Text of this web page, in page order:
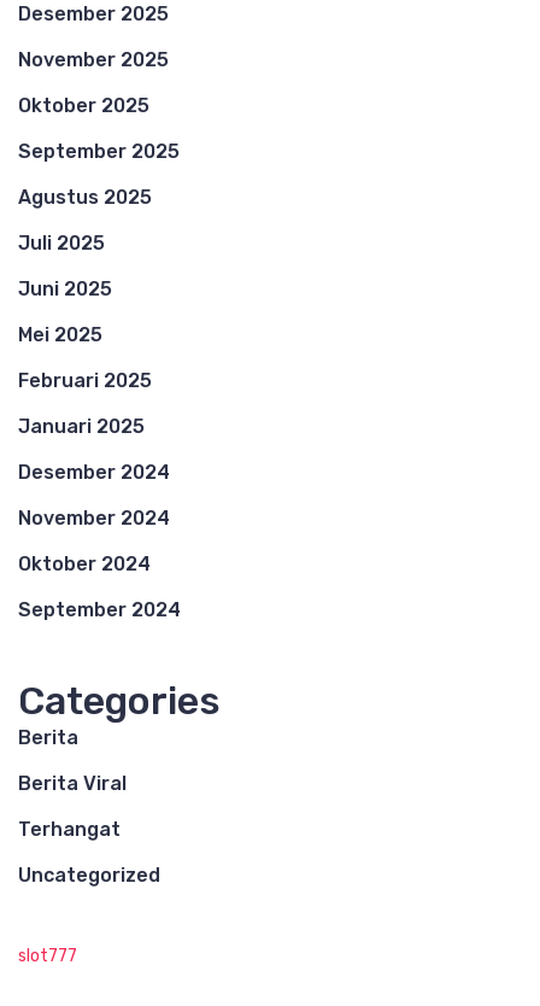
Desember 2025
November 2025
Oktober 2025
September 2025
Agustus 2025
Juli 2025
Juni 2025
Mei 2025
Februari 2025
Januari 2025
Desember 2024
November 2024
Oktober 2024
September 2024
Categories
Berita
Berita Viral
Terhangat
Uncategorized
slot777